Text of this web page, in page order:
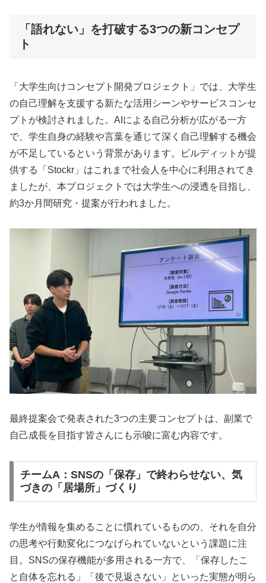
「語れない」を打破する3つの新コンセプ
ト
「大学生向けコンセプト開発プロジェクト」では、大学生
の自己理解を支援する新たな活用シーンやサービスコンセ
プトが検討されました。AIによる自己分析が広がる一方
で、学生自身の経験や言葉を通じて深く自己理解する機会
が不足しているという背景があります。ビルディットが提
供する「Stockr」はこれまで社会人を中心に利用されてき
ましたが、本プロジェクトでは大学生への浸透を目指し、
約3か月間研究・提案が行われました。
最終提案会で発表された3つの主要コンセプトは、副業で
自己成長を目指す皆さんにも示唆に富む内容です。
チームA：SNSの「保存」で終わらせない、気
づきの「居場所」づくり
学生が情報を集めることに慣れているものの、それを自分
の思考や行動変化につなげられていないという課題に注
目。SNSの保存機能が多用される一方で、「保存したこ
と自体を忘れる」「後で見返さない」といった実態が明ら